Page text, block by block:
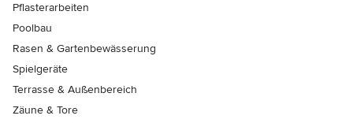
Pflasterarbeiten
Poolbau
Rasen & Gartenbewässerung
Spielgeräte
Terrasse & Außenbereich
Zäune & Tore